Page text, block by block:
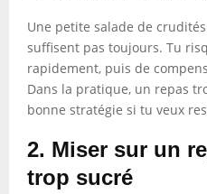
Une petite salade de
suffisent pas toujours. Tu
rapidement, puis de
Dans la pratique, un repas
bonne stratégie si tu veux
2. Miser sur un
trop sucré